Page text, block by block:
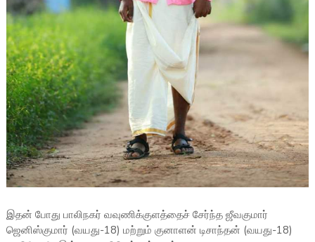
இதன் போது பாலிநகர் வவுணிக்குளத்தைச் சேர்ந்த ஜீவகுமார்
ஜெனிஸ்குமார் (வயது-18) மற்றும் குனாளன் டிசாந்தன் (வயது-18)